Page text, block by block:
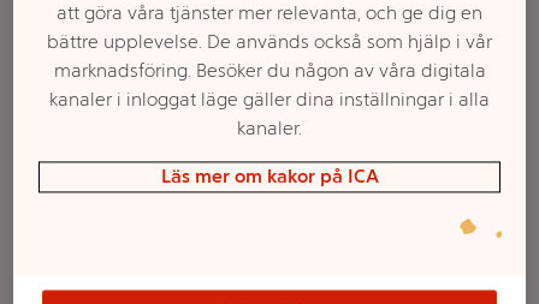
Tvättmedel Color
1520g Via
Sortimentet kan variera mellan butikerna
att göra våra tjänster mer relevanta, och ge dig en
bättre upplevelse. De används också som hjälp i vår
marknadsföring. Besöker du någon av våra digitala
kanaler i inloggat läge gäller dina inställningar i alla
kanaler.
Läs mer om kakor på ICA